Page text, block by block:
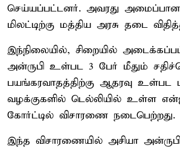
செய்யப்பட்டனர். அவரது
மிலட்டிற்கு மத்திய அரசு தடை
இந்நிலையில், சிறையில்
அன்ருபி உள்பட 3 பேர் மீதும்
பயங்கரவாதத்திற்கு ஆதரவு உள்பட
வழக்குகளில் டெல்லியில் உள்ள
கோர்ட்டில் விசாரணை நடைபெற்றது.
இந்த விசாரணையில் அசியா